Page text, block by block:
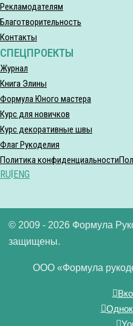
Рекламодателям
Благотворительность
Контакты
СПЕЦПРОЕКТЫ
Журнал
Книга Элины
Формула Юного мастера
Курс для новичков
Курс декоративные швы
Флаг Рукоделия
Политика конфиденциальности
RU ENG
© 2009 - 2026 Формула
защищены.
ООО «Формула